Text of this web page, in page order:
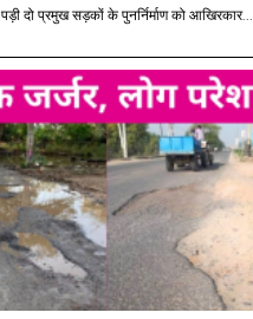
दो प्रमुख सड़कों के पुनर्निर्माण को आखिरकार...